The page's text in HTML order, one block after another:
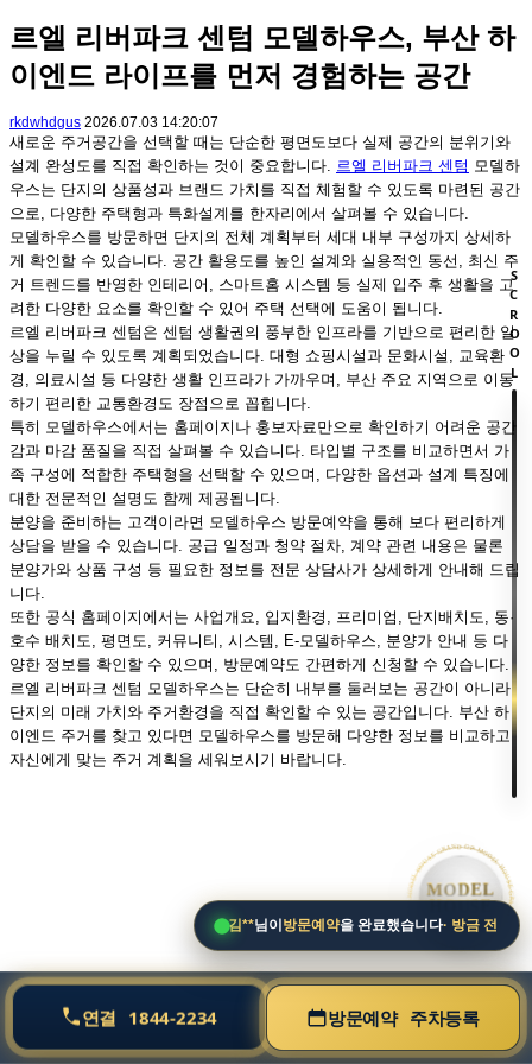
르엘 리버파크 센텀 모델하우스, 부산 하
이엔드 라이프를 먼저 경험하는 공간
rkdwhdgus 2026.07.03 14:20:07
새로운 주거공간을 선택할 때는 단순한 평면도보다 실제 공간의 분위기와
설계 완성도를 직접 확인하는 것이 중요합니다. 르엘 리버파크 센텀 모델하
우스는 단지의 상품성과 브랜드 가치를 직접 체험할 수 있도록 마련된 공간
으로, 다양한 주택형과 특화설계를 한자리에서 살펴볼 수 있습니다.
모델하우스를 방문하면 단지의 전체 계획부터 세대 내부 구성까지 상세하
게 확인할 수 있습니다. 공간 활용도를 높인 설계와 실용적인 동선, 최신 주
거 트렌드를 반영한 인테리어, 스마트홈 시스템 등 실제 입주 후 생활을 고
려한 다양한 요소를 확인할 수 있어 주택 선택에 도움이 됩니다.
르엘 리버파크 센텀은 센텀 생활권의 풍부한 인프라를 기반으로 편리한 일
상을 누릴 수 있도록 계획되었습니다. 대형 쇼핑시설과 문화시설, 교육환
경, 의료시설 등 다양한 생활 인프라가 가까우며, 부산 주요 지역으로 이동
하기 편리한 교통환경도 장점으로 꼽힙니다.
특히 모델하우스에서는 홈페이지나 홍보자료만으로 확인하기 어려운 공간
감과 마감 품질을 직접 살펴볼 수 있습니다. 타입별 구조를 비교하면서 가
족 구성에 적합한 주택형을 선택할 수 있으며, 다양한 옵션과 설계 특징에
대한 전문적인 설명도 함께 제공됩니다.
분양을 준비하는 고객이라면 모델하우스 방문예약을 통해 보다 편리하게
상담을 받을 수 있습니다. 공급 일정과 청약 절차, 계약 관련 내용은 물론
분양가와 상품 구성 등 필요한 정보를 전문 상담사가 상세하게 안내해 드립
니다.
또한 공식 홈페이지에서는 사업개요, 입지환경, 프리미엄, 단지배치도, 동·
호수 배치도, 평면도, 커뮤니티, 시스템, E-모델하우스, 분양가 안내 등 다
양한 정보를 확인할 수 있으며, 방문예약도 간편하게 신청할 수 있습니다.
르엘 리버파크 센텀 모델하우스는 단순히 내부를 둘러보는 공간이 아니라
단지의 미래 가치와 주거환경을 직접 확인할 수 있는 공간입니다. 부산 하
이엔드 주거를 찾고 있다면 모델하우스를 방문해 다양한 정보를 비교하고
자신에게 맞는 주거 계획을 세워보시기 바랍니다.
• MODEL HOUSE GRAND OPEN • MODEL HOUSE GRAND OPEN • MODEL HOUSE GRAND OPEN •
MODEL
HOUSE
연결 1844-2234 방문예약 주차등록
SCROOL
김**님이 방문예약을 완료했습니다· 방금 전